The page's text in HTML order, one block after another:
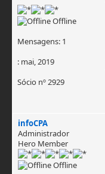
Offline
Mensagens: 1
: mai, 2019
Sócio nº 2929
infoCPA
Administrador
Hero Member
Offline